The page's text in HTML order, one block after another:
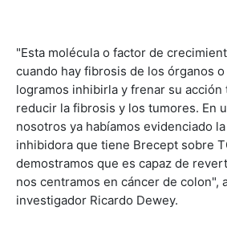
"Esta molécula o factor de
cuando hay fibrosis de los órganos
logramos inhibirla y frenar su acción
reducir la fibrosis y los tumores. En
nosotros ya habíamos evidenciado
inhibidora que tiene Brecept sobre
demostramos que es capaz de
nos centramos en cáncer de colon",
investigador Ricardo Dewey.